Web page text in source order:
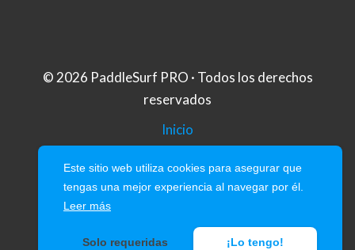
© 2026 PaddleSurf PRO · Todos los derechos
reservados
Inicio
Politica de Privacidad
Este sitio web utiliza cookies para asegurar que
tengas una mejor experiencia al navegar por él.
Leer más
Solo requeridas ¡Lo tengo!